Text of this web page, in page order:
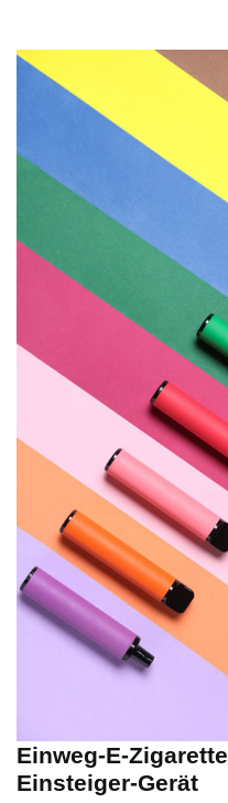
Einweg-E-
Einsteiger-Gerät